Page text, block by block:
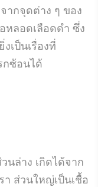
ากจุดต่าง ๆ ของ
หลอดเลือดดำ ซึ่ง
เป็นเรื่องที่
กซ้อนได้
นล่าง เกิดได้จาก
า ส่วนใหญ่เป็นเชื้อ